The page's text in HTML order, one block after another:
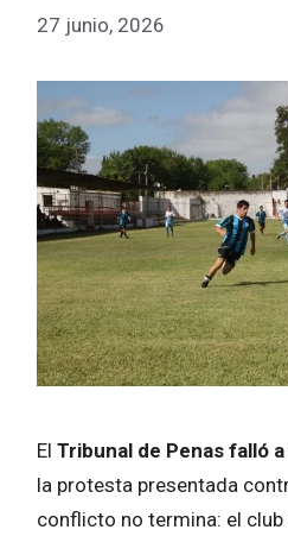
27 junio, 2026
El Tribunal de Penas falló
la protesta presentada
conflicto no termina: el club